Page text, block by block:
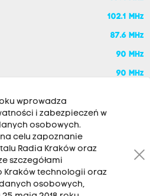
102.1 MHz
87.6 MHz
90 MHz
90 MHz
Słowackiego 22, 30-007
wprowadza
i zabezpieczeń w
osobowych.
celu zapoznanie
Radia Kraków oraz
szczegółami
Kraków technologii oraz
osobowych,